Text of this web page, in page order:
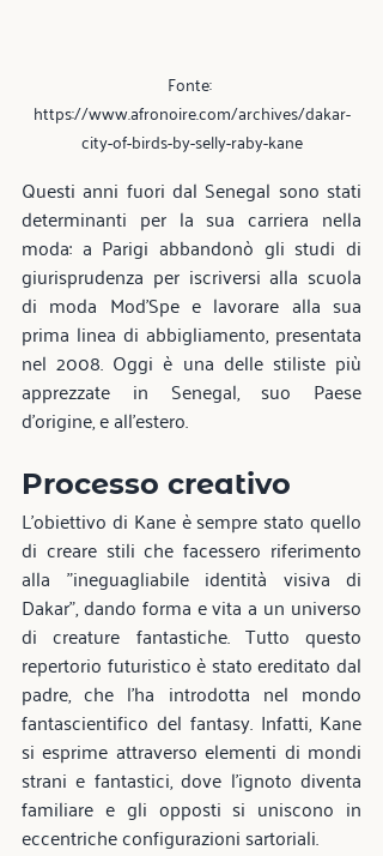
Fonte:
https://www.afronoire.com/archives/dakar-
city-of-birds-by-selly-raby-kane
Questi anni fuori dal Senegal sono stati
determinanti per la sua carriera nella
moda: a Parigi abbandonò gli studi di
giurisprudenza per iscriversi alla scuola
di moda Mod'Spe e lavorare alla sua
prima linea di abbigliamento, presentata
nel 2008. Oggi è una delle stiliste più
apprezzate in Senegal, suo Paese
d'origine, e all'estero.
Processo creativo
L'obiettivo di Kane è sempre stato quello
di creare stili che facessero riferimento
alla "ineguagliabile identità visiva di
Dakar", dando forma e vita a un universo
di creature fantastiche. Tutto questo
repertorio futuristico è stato ereditato dal
padre, che l'ha introdotta nel mondo
fantascientifico del fantasy. Infatti, Kane
si esprime attraverso elementi di mondi
strani e fantastici, dove l'ignoto diventa
familiare e gli opposti si uniscono in
eccentriche configurazioni sartoriali.